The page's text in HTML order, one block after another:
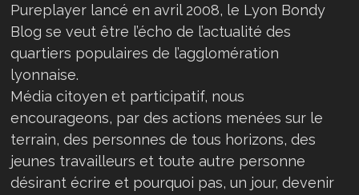
Pureplayer lancé en avril 2008, le Lyon Bondy
Blog se veut être l’écho de l’actualité des
quartiers populaires de l’agglomération
lyonnaise.
Média citoyen et participatif, nous
encourageons, par des actions menées sur le
terrain, des personnes de tous horizons, des
jeunes travailleurs et toute autre personne
désirant écrire et pourquoi pas, un jour, devenir